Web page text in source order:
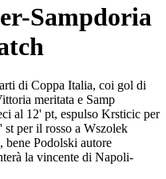
Sampdoria
di Coppa Italia, coi gol di
meritata e Samp
al 12' pt, espulso Krsticic per
per il rosso a Wszolek
bene Podolski autore
la vincente di Napoli-